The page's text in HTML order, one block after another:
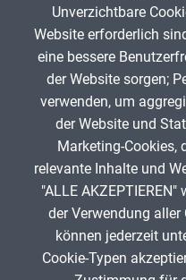
31.
App melden
Unverzichtbare
Website erforderlich
eine bessere
der Website sorgen;
verwenden, um
der Website und
Marketing-Cookies,
relevante Inhalte und
"ALLE
der Verwendung aller
können jederzeit
Cookie-Typen